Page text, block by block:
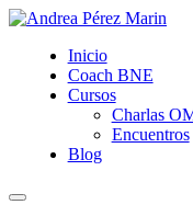
Inicio
Coach BNE
Cursos
Charlas
Encuentros
Blog